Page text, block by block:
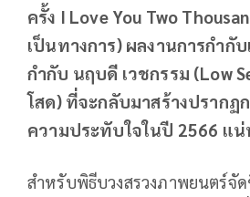
ครั้ง I Love You Two
เป็นทางการ) ผลงานการกำกั
กำกับ นฤบดี เวชกรรม (Low
โสด) ที่จะกลับมาสร้างปราก
ความประทับใจในปี 2566 แ
สำหรับพิธีบวงสรวงภาพยนตร์จั